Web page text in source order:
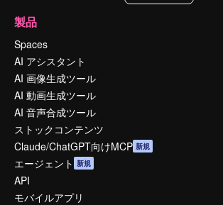
製品
Spaces
AI アシスタント
AI 画像生成ツール
AI 動画生成ツール
AI 音声合成ツール
ストックコンテンツ
Claude/ChatGPT向けMCP 新規
エージェント 新規
API
モバイルアプリ